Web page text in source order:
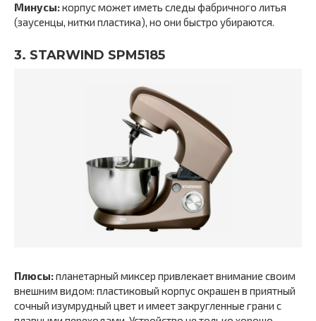
Минусы:корпус может иметь следы фабричного литья
(заусенцы, нитки пластика), но они быстро убираются.
3. STARWIND SPM5185
Плюсы:планетарный миксер привлекает внимание своим
внешним видом: пластиковый корпус окрашен в приятный
сочный изумрудный цвет и имеет закругленные грани с